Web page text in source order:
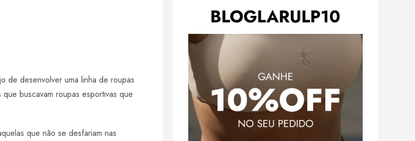
de desenvolver uma linha de roupas
buscavam roupas esportivas que
que não se desfariam nas